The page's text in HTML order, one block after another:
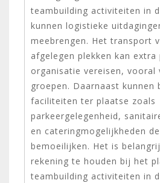
teambuilding activiteiten in
kunnen logistieke
meebrengen. Het transport
afgelegen plekken kan extra
organisatie vereisen, vooral
groepen. Daarnaast kunnen
faciliteiten ter plaatse zoals
parkeergelegenheid,
en cateringmogelijkheden
bemoeilijken. Het is
rekening te houden bij het
teambuilding activiteiten in